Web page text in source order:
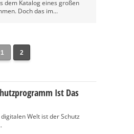
dem Katalog eines großen
Doch das im...
1 2
Ist Das
Welt ist der Schutz